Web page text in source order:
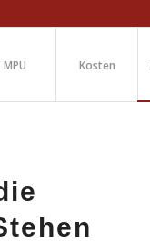
MPU Kosten